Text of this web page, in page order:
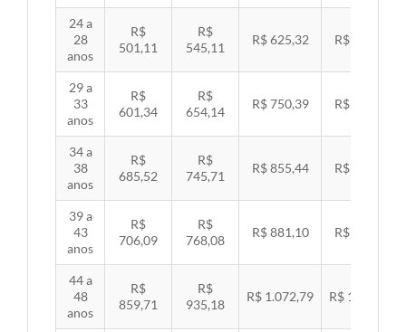
24 a
28
anos
R$
501,11
R$
545,11
R$ 625,32 R$ 644,40
29 a
33
anos
R$
601,34
R$
654,14
R$ 750,39 R$ 773,29
34 a
38
anos
R$
685,52
R$
745,71
R$ 855,44 R$ 881,54
39 a
43
anos
R$
706,09
R$
768,08
R$ 881,10 R$ 907,99
44 a
48
anos
R$
859,71
R$
935,18
R$ 1.072,79 R$ 1.105,53